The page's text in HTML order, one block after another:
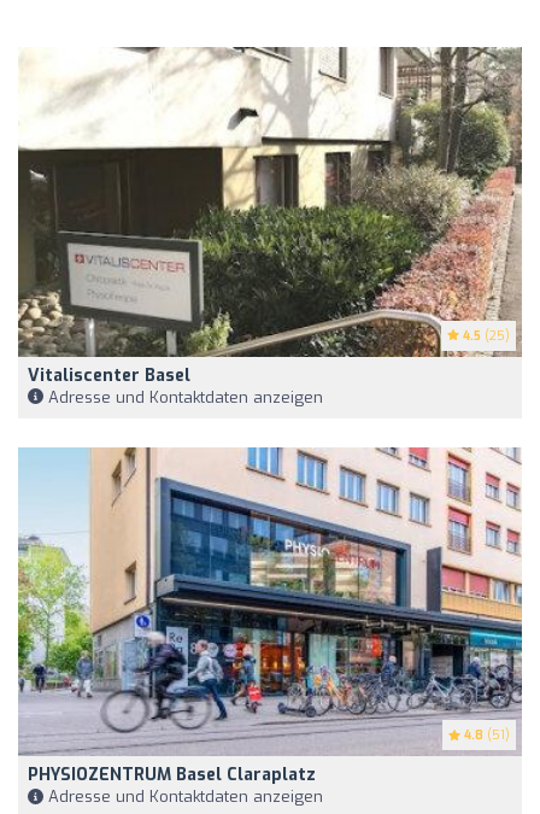
4.5 (25)
Vitaliscenter Basel
Adresse und Kontaktdaten anzeigen
4.8 (51)
PHYSIOZENTRUM Basel Claraplatz
Adresse und Kontaktdaten anzeigen